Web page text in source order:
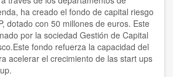
ha creado el fondo de capital riesgo
dotado con 50 millones de euros. Este
por la sociedad Gestión de Capital
fondo refuerza la capacidad del
acelerar el crecimiento de las start ups